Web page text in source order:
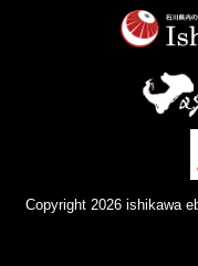
Copyright 2026 ishikawa